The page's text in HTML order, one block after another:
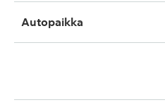
Autopaikka